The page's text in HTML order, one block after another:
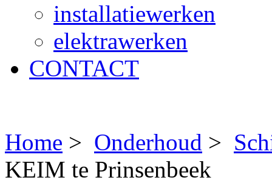
installatiewerken
elektrawerken
CONTACT
Home > Onderhoud >
KEIM te Prinsenbeek